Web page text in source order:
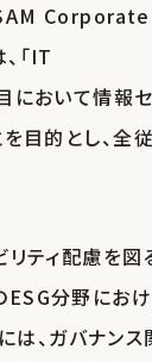
Corporate
「IT
おいて情報セ
目的とし、全従
ティ配慮を図
分野におけ
、ガバナンス